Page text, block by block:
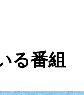
る番組